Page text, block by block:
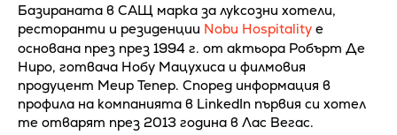
Базираната в САЩ марка за луксозни хотели,
ресторанти и резиденции Nobu Hospitality е
основана през през 1994 г. от актьора Робърт Де
Ниро, готвача Нобу Мацухиса и филмовия
продуцент Меир Тепер. Според информация в
профила на компанията в LinkedIn първия си хотел
те отварят през 2013 година в Лас Вегас.